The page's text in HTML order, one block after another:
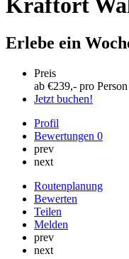
Erlebe ein
Preis
ab €239,- pro Person
Jetzt buchen!
Profil
Bewertungen 0
prev
next
Routenplanung
Bewerten
Teilen
Melden
prev
next